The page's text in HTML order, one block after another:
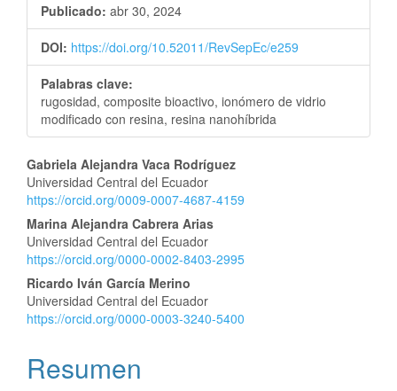
Publicado: abr 30, 2024
DOI: https://doi.org/10.52011/RevSepEc/e259
Palabras clave:
rugosidad, composite bioactivo, ionómero de vidrio
modificado con resina, resina nanohíbrida
Contenido
principal
del
artículo
Gabriela Alejandra Vaca Rodríguez
Universidad Central del Ecuador
https://orcid.org/0009-0007-4687-4159
Marina Alejandra Cabrera Arias
Universidad Central del Ecuador
https://orcid.org/0000-0002-8403-2995
Ricardo Iván García Merino
Universidad Central del Ecuador
https://orcid.org/0000-0003-3240-5400
Resumen